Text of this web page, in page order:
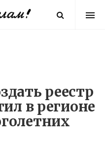
реестр
в регионе